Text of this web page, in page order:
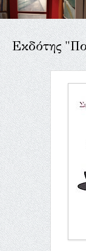
Εκδότης